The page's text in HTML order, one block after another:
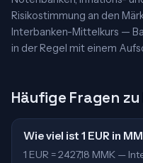
Risikostimmung an den
Interbanken-Mittelkurs —
in der Regel mit einem
Häufige Fragen zu
Wie viel ist 1 EUR in
1 EUR = 2427,18 MMK —